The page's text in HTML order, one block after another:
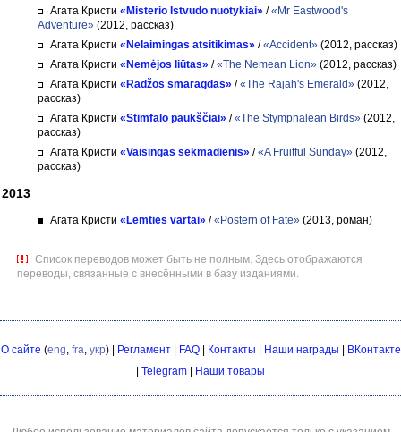
Агата Кристи «Misterio Istvudo nuotykiai» /«Mr Eastwood's
Adventure» (2012, рассказ)
Агата Кристи «Nelaimingas atsitikimas» /«Accident» (2012, рассказ)
Агата Кристи «Nemėjos liūtas» /«The Nemean Lion» (2012, рассказ)
Агата Кристи «Radžos smaragdas» /«The Rajah's Emerald» (2012,
рассказ)
Агата Кристи «Stimfalo paukščiai» /«The Stymphalean Birds» (2012,
рассказ)
Агата Кристи «Vaisingas sekmadienis» /«A Fruitful Sunday» (2012,
рассказ)
2013
Агата Кристи «Lemties vartai» /«Postern of Fate» (2013, роман)
Список переводов может быть не полным. Здесь отображаются
переводы, связанные с внесёнными в базу изданиями.
О сайте (eng, fra, укр) | Регламент| FAQ| Контакты Наши награды
ВКонтакте
Telegram Наши товары